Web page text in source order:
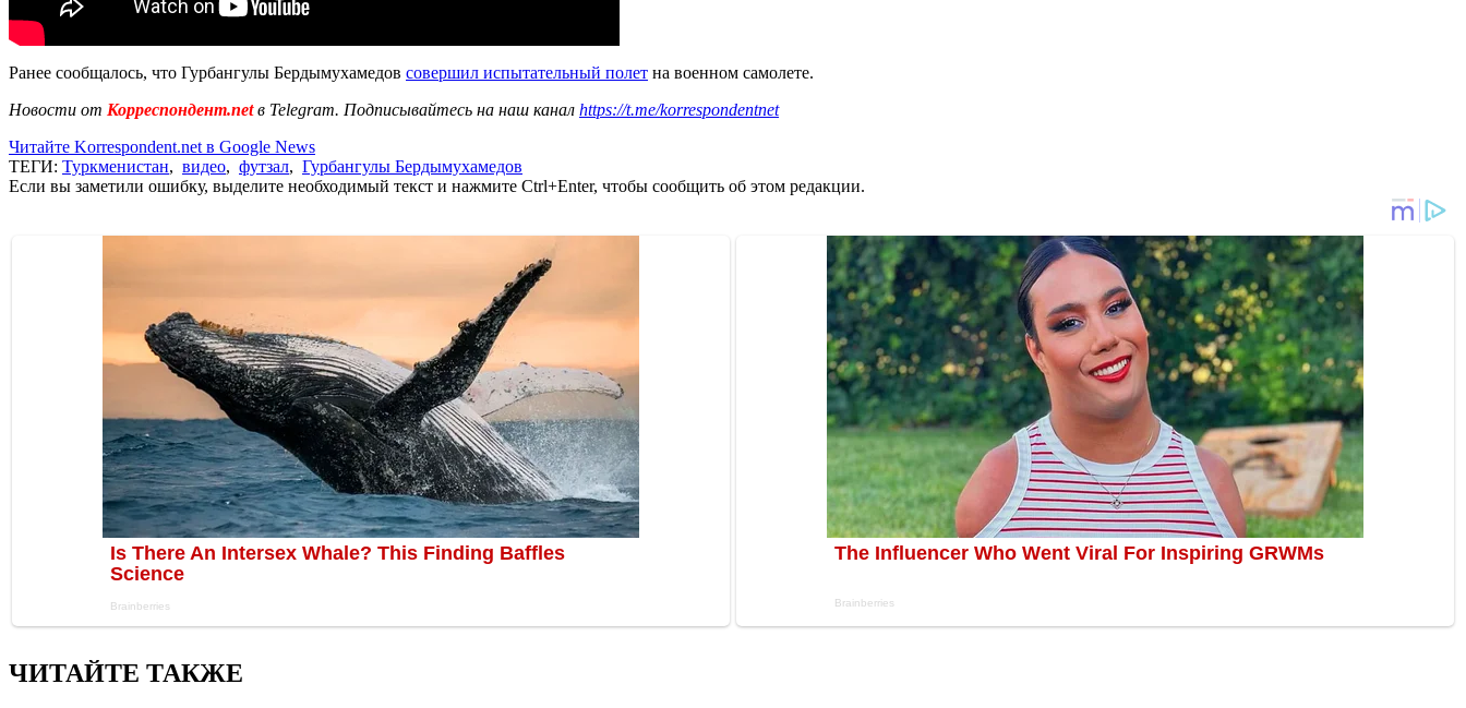
Ранее сообщалось, что Гурбангулы Бердымухамедов совершил испытательный полет на военном самолете.
Новости от Корреспондент.netв Telegram. Подписывайтесь на наш канал https://t.me/korrespondentnet
Читайте Korrespondent.net в Google News
ТЕГИ: Туркменистан, видео, футзал, Гурбангулы Бердымухамедов
Если вы заметили ошибку, выделите необходимый текст и нажмите Ctrl+Enter, чтобы сообщить об этом редакции.
ЧИТАЙТЕ ТАКЖЕ